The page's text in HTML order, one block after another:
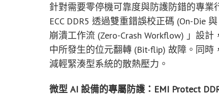
針對需要零停機可靠度與防護防錯的專業
ECC DDR5 透過雙重錯誤校正碼 (On-Die
崩潰工作流 (Zero-Crash Workflow) 」設
中所發生的位元翻轉 (Bit-flip) 故障。同時
減輕緊湊型系統的散熱壓力。
微型 AI 設備的專屬防護：EMI Protect